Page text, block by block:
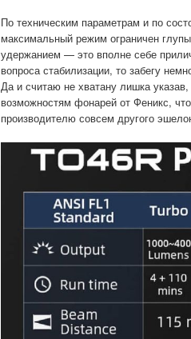
По техническим параметрам и по
максимальный режим ограничен
удержанием — это вполне себе
вопроса стабилизации, то забегу
Да и считаю не хватану лишка
возможностям фонарей от Феникс,
производителю совсем другого